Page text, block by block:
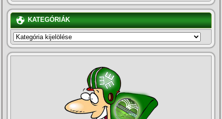
KATEGÓRIÁK
KATEGÓRIÁK